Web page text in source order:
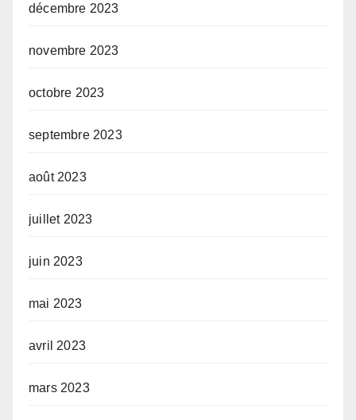
décembre 2023
novembre 2023
octobre 2023
septembre 2023
août 2023
juillet 2023
juin 2023
mai 2023
avril 2023
mars 2023